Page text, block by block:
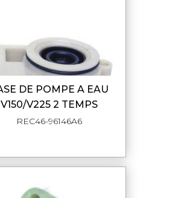
V150/V225 2 TEMPS
REC46-96146A6